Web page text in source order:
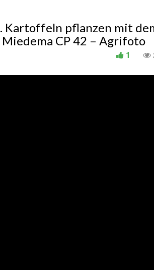
Kartoffeln pflanzen mit
CP 42 – Agrifoto
1